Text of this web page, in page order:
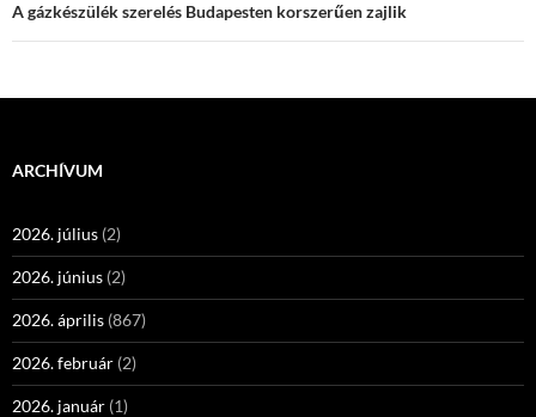
A gázkészülék szerelés Budapesten korszerűen zajlik
ARCHÍVUM
2026. július (2)
2026. június (2)
2026. április (867)
2026. február (2)
2026. január (1)